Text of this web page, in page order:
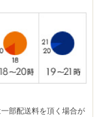
部配送料を頂く場合が